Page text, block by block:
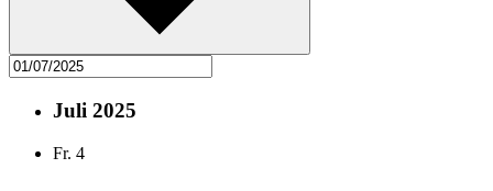
Juli 2025
Fr. 4